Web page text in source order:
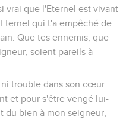
vrai que l'Eternel est vivant
qui t'a empêché de
Que tes ennemis, que
soient pareils à
ni trouble dans son cœur
et pour s'être vengé lui-
du bien à mon seigneur,